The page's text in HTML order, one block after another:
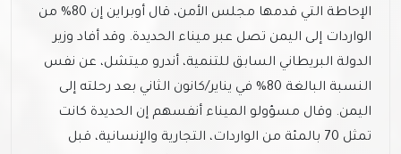
الإحاطة التي قدمها مجلس الأمن، قال أوبراين إن 80% من
الواردات إلى اليمن تصل عبر ميناء الحديدة. وقد أفاد وزير
الدولة البريطاني السابق للتنمية، أندرو ميتشل، عن نفس
النسبة البالغة 80% في يناير/كانون الثاني بعد رحلته إلى
اليمن. وقال مسؤولو الميناء أنفسهم إن الحديدة كانت
تمثل 70 بالمئة من الواردات، التجارية والإنسانية، قبل